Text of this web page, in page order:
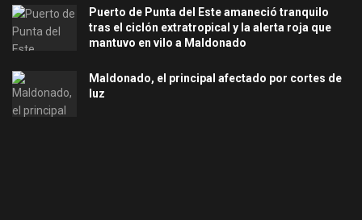
Puerto de Punta del Este amaneció tranquilo
tras el ciclón extratropical y la alerta roja que
mantuvo en vilo a Maldonado
Maldonado, el principal afectado por cortes de
luz